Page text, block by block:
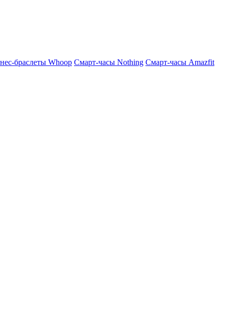
браслеты Whoop Смарт-часы Nothing Смарт-часы Amazfit